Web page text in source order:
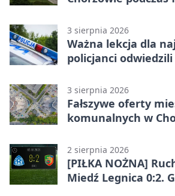
3 sierpnia 2026
Ważna lekcja dla
policjanci odwiedzili
3 sierpnia 2026
Fałszywe oferty
komunalnych w
2 sierpnia 2026
[PIŁKA NOŻNA]
Miedź Legnica 0:2.